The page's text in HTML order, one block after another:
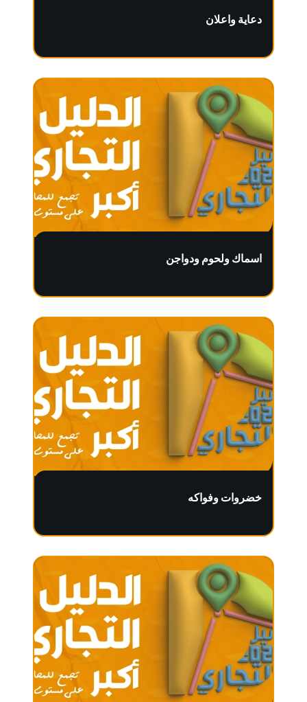
دعاية واعلان
اسماك ولحوم ودواجن
خضروات وفواكه